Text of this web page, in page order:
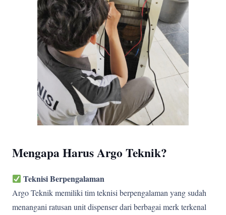
Mengapa Harus Argo Teknik?
Teknisi Berpengalaman
Argo Teknik memiliki tim teknisi berpengalaman yang sudah
menangani ratusan unit dispenser dari berbagai merk terkenal